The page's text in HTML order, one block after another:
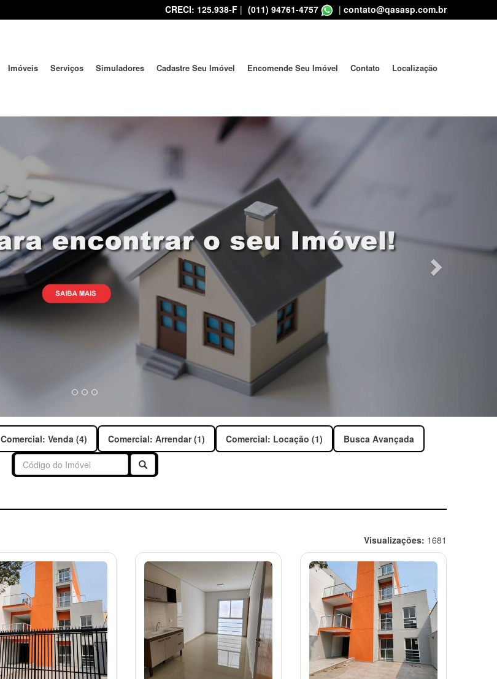
CRECI: 125.938-F | (011) 94761-4757 | contato@qasasp.com.br
Imóveis Serviços Simuladores Cadastre Seu Imóvel Encomende Seu Imóvel Contato Localização
Comercial: Venda (4) Comercial: Arrendar (1) Comercial: Locação (1) Busca Avançada
Buscar
Visualizações: 1681